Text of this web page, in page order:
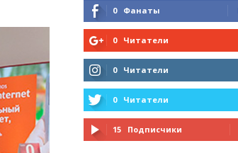
0 Фанаты
0 Читатели
0 Читатели
0 Читатели
15 Подписчики